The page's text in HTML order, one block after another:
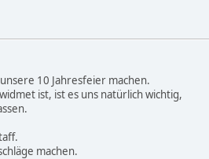
10 Jahresfeier machen.
ist, ist es uns natürlich wichtig,
machen.